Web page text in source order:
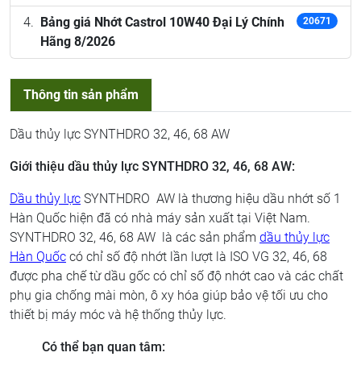
Bảng giá Nhớt Castrol 10W40 Đại Lý Chính
Hãng 8/2026
20671
Thông tin sản phẩm
Dầu thủy lực SYNTHDRO 32, 46, 68 AW
Giới thiệu dầu thủy lực SYNTHDRO 32, 46, 68 AW:
Dầu thủy lực SYNTHDRO AW là thương hiệu dầu nhớt số 1
Hàn Quốc hiện đã có nhà máy sản xuất tại Việt Nam.
SYNTHDRO 32, 46, 68 AW là các sản phẩm dầu thủy lực
Hàn Quốc có chỉ số độ nhớt lần lượt là ISO VG 32, 46, 68
được pha chế từ dầu gốc có chỉ số độ nhớt cao và các chất
phụ gia chống mài mòn, ô xy hóa giúp bảo vệ tối ưu cho
thiết bị máy móc và hệ thống thủy lực.
Có thể bạn quan tâm: